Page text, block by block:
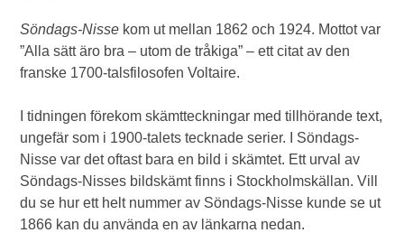
Söndags-Nisse kom ut mellan 1862 och 1924. Mottot var
”Alla sätt äro bra – utom de tråkiga” – ett citat av den
franske 1700-talsfilosofen Voltaire.
I tidningen förekom skämtteckningar med tillhörande text,
ungefär som i 1900-talets tecknade serier. I Söndags-
Nisse var det oftast bara en bild i skämtet. Ett urval av
Söndags-Nisses bildskämt finns i Stockholmskällan. Vill
du se hur ett helt nummer av Söndags-Nisse kunde se ut
1866 kan du använda en av länkarna nedan.